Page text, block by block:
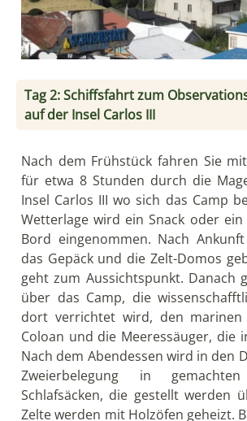
Tag 2: Schiffsfahrt zum
auf der Insel Carlos III
Nach dem Frühstück fahren Sie
für etwa 8 Stunden durch die
Insel Carlos III wo sich das Camp
Wetterlage wird ein Snack oder ein
Bord eingenommen. Nach
das Gepäck und die Zelt-Domos
geht zum Aussichtspunkt. Danach
über das Camp, die
dort verrichtet wird, den marinen
Coloan und die Meeressäuger, die
Nach dem Abendessen wird in den
Zweierbelegung in
Schlafsäcken, die gestellt werden
Zelte werden mit Holzöfen geheizt.